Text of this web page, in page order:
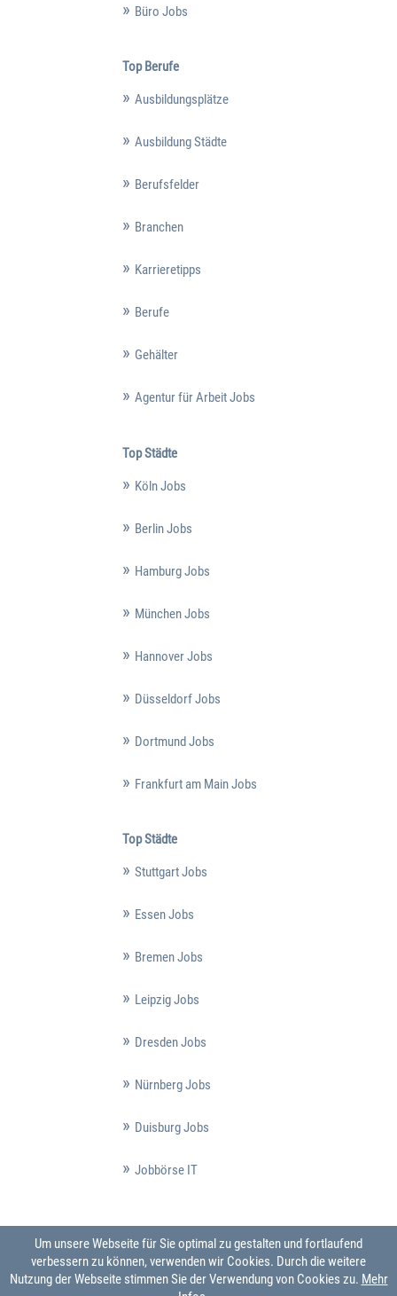
Büro Jobs
Top Berufe
Ausbildungsplätze
Ausbildung Städte
Berufsfelder
Branchen
Karrieretipps
Berufe
Gehälter
Agentur für Arbeit Jobs
Top Städte
Köln Jobs
Berlin Jobs
Hamburg Jobs
München Jobs
Hannover Jobs
Düsseldorf Jobs
Dortmund Jobs
Frankfurt am Main Jobs
Top Städte
Stuttgart Jobs
Essen Jobs
Bremen Jobs
Leipzig Jobs
Dresden Jobs
Nürnberg Jobs
Duisburg Jobs
Jobbörse IT
Um unsere Webseite für Sie optimal zu gestalten und fortlaufend
verbessern zu können, verwenden wir Cookies. Durch die weitere
Nutzung der Webseite stimmen Sie der Verwendung von Cookies zu. Mehr